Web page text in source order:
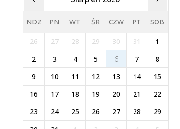
NDZ PN WT ŚR CZW PT SOB
26 27 28 29 30 31
1
2
3 4 5 6 7
8
9
10 11 12 13 14
15
16
17 18 19 20 21
22
23
24 25 26 27 28
29